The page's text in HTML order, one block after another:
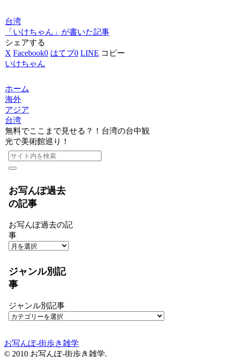
台湾
「いけちゃん」が書いた記事
シェアする
X Facebook0 はてブ0 LINE コピー
いけちゃん
ホーム
海外
アジア
台湾
無料でここまで見せる？！台湾の台中観
光で美術館巡り！
お写んぽ過去
の記事
お写んぽ過去の記
事
ジャンル別記
事
ジャンル別記事
お写んぽ-街歩き雑学
© 2010 お写んぽ-街歩き雑学.